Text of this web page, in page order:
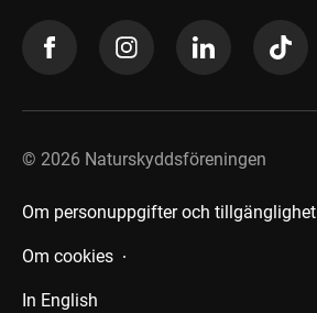
© 2026 Naturskyddsföreningen
Om personuppgifter och tillgänglighet
Om cookies
In English